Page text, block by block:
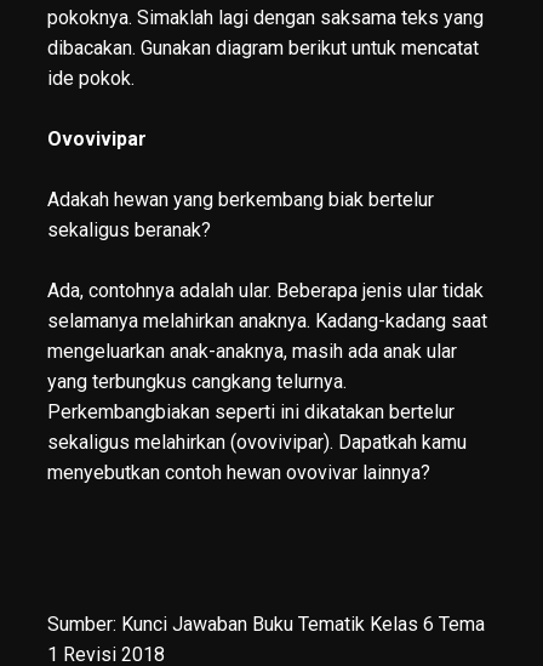
pokoknya. Simaklah lagi dengan saksama teks yang
dibacakan. Gunakan diagram berikut untuk mencatat
ide pokok.
Ovovivipar
Adakah hewan yang berkembang biak bertelur
sekaligus beranak?
Ada, contohnya adalah ular. Beberapa jenis ular tidak
selamanya melahirkan anaknya. Kadang-kadang saat
mengeluarkan anak-anaknya, masih ada anak ular
yang terbungkus cangkang telurnya.
Perkembangbiakan seperti ini dikatakan bertelur
sekaligus melahirkan (ovovivipar). Dapatkah kamu
menyebutkan contoh hewan ovovivar lainnya?
Sumber: Kunci Jawaban Buku Tematik Kelas 6 Tema
1 Revisi 2018